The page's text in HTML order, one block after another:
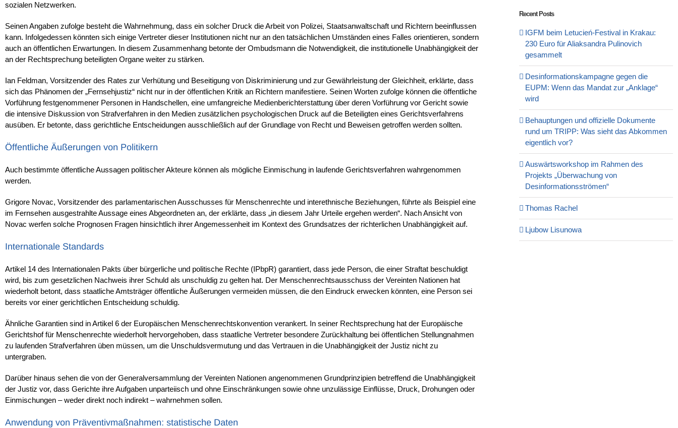
sozialen Netzwerken.
Seinen Angaben zufolge besteht die Wahrnehmung, dass ein solcher Druck die Arbeit von Polizei, Staatsanwaltschaft und Richtern beeinflussen
kann. Infolgedessen könnten sich einige Vertreter dieser Institutionen nicht nur an den tatsächlichen Umständen eines Falles orientieren, sondern
auch an öffentlichen Erwartungen. In diesem Zusammenhang betonte der Ombudsmann die Notwendigkeit, die institutionelle Unabhängigkeit der
an der Rechtsprechung beteiligten Organe weiter zu stärken.
Ian Feldman, Vorsitzender des Rates zur Verhütung und Beseitigung von Diskriminierung und zur Gewährleistung der Gleichheit, erklärte, dass
sich das Phänomen der „Fernsehjustiz“ nicht nur in der öffentlichen Kritik an Richtern manifestiere. Seinen Worten zufolge können die öffentliche
Vorführung festgenommener Personen in Handschellen, eine umfangreiche Medienberichterstattung über deren Vorführung vor Gericht sowie
die intensive Diskussion von Strafverfahren in den Medien zusätzlichen psychologischen Druck auf die Beteiligten eines Gerichtsverfahrens
ausüben. Er betonte, dass gerichtliche Entscheidungen ausschließlich auf der Grundlage von Recht und Beweisen getroffen werden sollten.
Öffentliche Äußerungen von Politikern
Auch bestimmte öffentliche Aussagen politischer Akteure können als mögliche Einmischung in laufende Gerichtsverfahren wahrgenommen
werden.
Grigore Novac, Vorsitzender des parlamentarischen Ausschusses für Menschenrechte und interethnische Beziehungen, führte als Beispiel eine
im Fernsehen ausgestrahlte Aussage eines Abgeordneten an, der erklärte, dass „in diesem Jahr Urteile ergehen werden“. Nach Ansicht von
Novac werfen solche Prognosen Fragen hinsichtlich ihrer Angemessenheit im Kontext des Grundsatzes der richterlichen Unabhängigkeit auf.
Internationale Standards
Artikel 14 des Internationalen Pakts über bürgerliche und politische Rechte (IPbpR) garantiert, dass jede Person, die einer Straftat beschuldigt
wird, bis zum gesetzlichen Nachweis ihrer Schuld als unschuldig zu gelten hat. Der Menschenrechtsausschuss der Vereinten Nationen hat
wiederholt betont, dass staatliche Amtsträger öffentliche Äußerungen vermeiden müssen, die den Eindruck erwecken könnten, eine Person sei
bereits vor einer gerichtlichen Entscheidung schuldig.
Ähnliche Garantien sind in Artikel 6 der Europäischen Menschenrechtskonvention verankert. In seiner Rechtsprechung hat der Europäische
Gerichtshof für Menschenrechte wiederholt hervorgehoben, dass staatliche Vertreter besondere Zurückhaltung bei öffentlichen Stellungnahmen
zu laufenden Strafverfahren üben müssen, um die Unschuldsvermutung und das Vertrauen in die Unabhängigkeit der Justiz nicht zu
untergraben.
Darüber hinaus sehen die von der Generalversammlung der Vereinten Nationen angenommenen Grundprinzipien betreffend die Unabhängigkeit
der Justiz vor, dass Gerichte ihre Aufgaben unparteiisch und ohne Einschränkungen sowie ohne unzulässige Einflüsse, Druck, Drohungen oder
Einmischungen – weder direkt noch indirekt – wahrnehmen sollen.
Anwendung von Präventivmaßnahmen: statistische Daten
Recent Posts
IGFM beim Letucień-Festival in Krakau:
230 Euro für Aliaksandra Pulinovich
gesammelt
Desinformationskampagne gegen die
EUPM: Wenn das Mandat zur „Anklage“
wird
Behauptungen und offizielle Dokumente
rund um TRIPP: Was sieht das Abkommen
eigentlich vor?
Auswärtsworkshop im Rahmen des
Projekts „Überwachung von
Desinformationsströmen“
Thomas Rachel
Ljubow Lisunowa